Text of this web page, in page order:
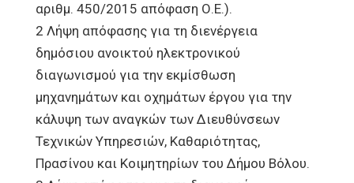
αριθμ. 450/2015 απόφαση Ο.Ε.).
2 Λήψη απόφασης για τη διενέργεια
δημόσιου ανοικτού ηλεκτρονικού
διαγωνισμού για την εκμίσθωση
μηχανημάτων και οχημάτων έργου για την
κάλυψη των αναγκών των Διευθύνσεων
Τεχνικών Υπηρεσιών, Καθαριότητας,
Πρασίνου και Κοιμητηρίων του Δήμου Βόλου.